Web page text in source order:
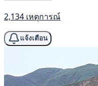
2,134 เหตุการณ์
แจ้งเตือน